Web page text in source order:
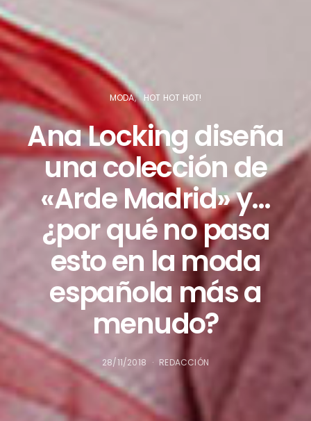
MODA HOT HOT HOT!
Ana Locking diseña
una colección de
«Arde Madrid» y…
¿por qué no pasa
esto en la moda
española más a
menudo?
28/11/2018 REDACCIÓN